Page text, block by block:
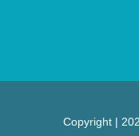
Copyright |